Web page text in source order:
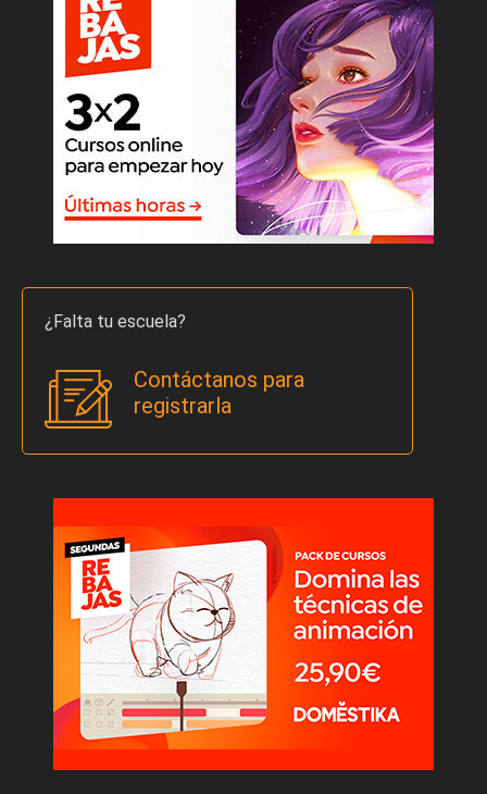
¿Falta tu escuela?
Contáctanos para
registrarla